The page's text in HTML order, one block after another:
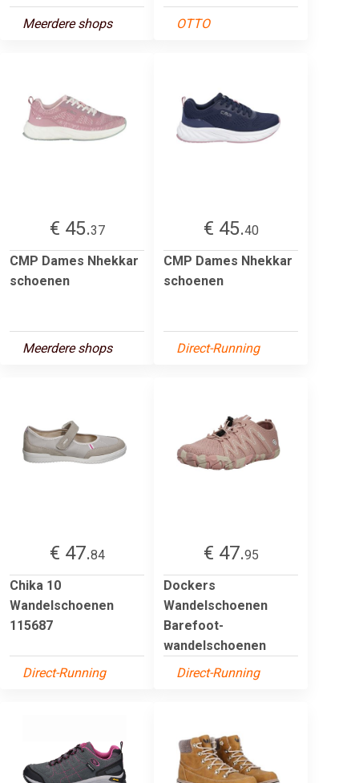
Meerdere shops OTTO
€ 45.37
CMP Dames Nhekkar
schoenen
Meerdere shops
€ 45.40
CMP Dames Nhekkar
schoenen
Direct-Running
€ 47.84
Chika 10
Wandelschoenen
115687
Direct-Running
€ 47.95
Dockers
Wandelschoenen
Barefoot-
wandelschoenen
Direct-Running